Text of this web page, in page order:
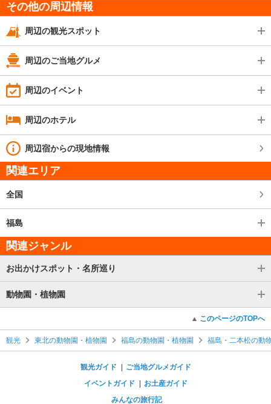
その他の周辺情報
周辺の観光スポット
周辺のご当地グルメ
周辺のイベント
周辺のホテル
周辺宿からの現地情報
関連エリア
全国
福島
関連ジャンル
お出かけスポット・名所巡り
動物園・植物園
このページのTOPへ
観光 東北の動物園・植物園 福島の動物園・植物園 福島・二本松の動
観光ガイド
ご当地グルメガイド
イベントガイド
お土産ガイド
みんなの旅行記